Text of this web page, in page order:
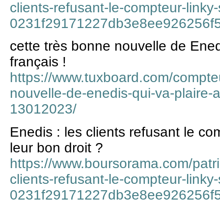
clients-refusant-le-compteur-
cette très bonne nouvelle de
français !
https://www.tuxboard.com/
nouvelle-de-enedis-qui-va-plaire-
13012023/
Enedis : les clients refusant le
leur bon droit ?
https://www.boursorama.com/
clients-refusant-le-compteur-